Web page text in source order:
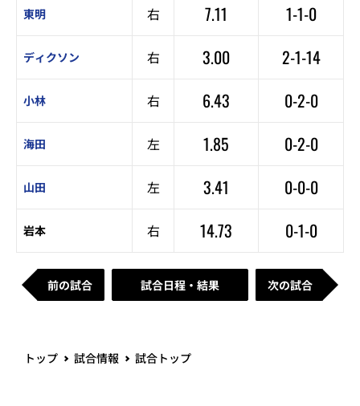
東明 右 7.11 1-1-0
ディクソン 右 3.00 2-1-14
小林 右 6.43 0-2-0
海田 左 1.85 0-2-0
山田 左 3.41 0-0-0
岩本 右 14.73 0-1-0
前の試合 試合日程・結果 次の試合
トップ 試合情報 試合トップ